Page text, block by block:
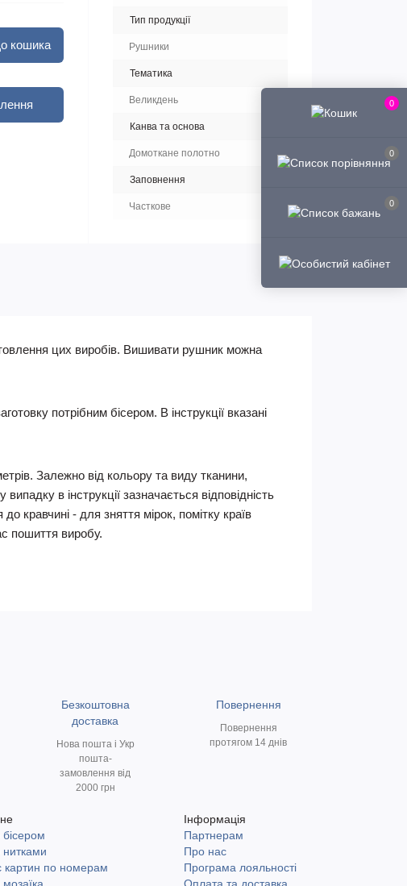
0
0
0
кошика
Тип продукції
Рушники
Тематика
Великдень
Канва та основа
Домоткане полотно
Заповнення
Часткове
цих виробів. Вишивати рушник можна
потрібним бісером. В інструкції вказані
Залежно від кольору та виду тканини,
в інструкції зазначається відповідність
кравчині - для зняття мірок, помітку країв
пошиття виробу.
Безкоштовна
доставка
Нова пошта і Укр
пошта-
замовлення від
2000 грн
Повернення
Повернення
протягом 14 днів
по номерам
Інформація
Партнерам
Про нас
Програма лояльності